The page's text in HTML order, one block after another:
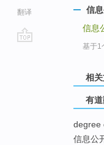
翻译
信
信息
基于1
相
有
degree
信息公